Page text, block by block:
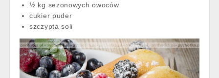
½ kg sezonowych owoców
cukier puder
szczypta soli